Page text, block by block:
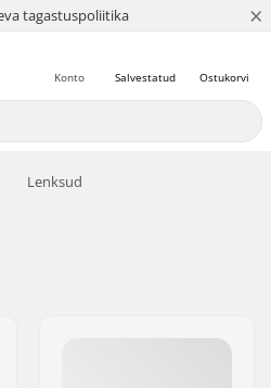
tagastuspoliitika
paljaks 5 ×
Ostukorvi
Salvestatud
Konto
Lenksud